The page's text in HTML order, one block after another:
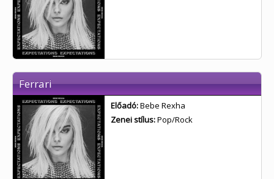
Ferrari
Előadó:Bebe Rexha
Zenei stílus:Pop/Rock